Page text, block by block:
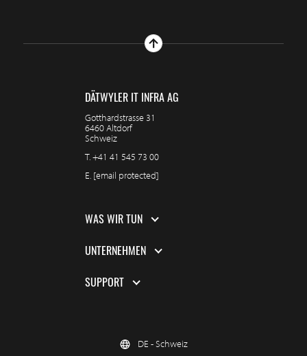
DÄTWYLER IT INFRA AG
Gotthardstrasse 31
6460 Altdorf
Schweiz
T.+41 41 545 73 00
E. [email protected]
WAS WIR TUN
UNTERNEHMEN
SUPPORT
DE - Schweiz